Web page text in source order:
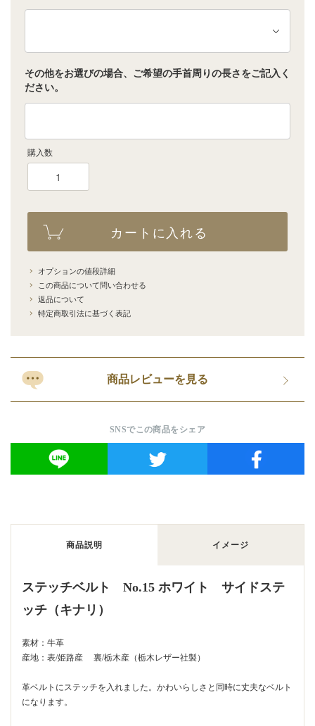
その他をお選びの場合、ご希望の手首周りの長さをご記入く
ださい。
購入数
カートに入れる
オプションの値段詳細
この商品について問い合わせる
返品について
特定商取引法に基づく表記
商品レビューを見る
SNSでこの商品をシェア
商品説明 イメージ
ステッチベルト No.15 ホワイト サイドステ
ッチ（キナリ）
素材：牛革
産地：表/姫路産 裏/栃木産（栃木レザー社製）
革ベルトにステッチを入れました。かわいらしさと同時に丈夫なベルト
になります。